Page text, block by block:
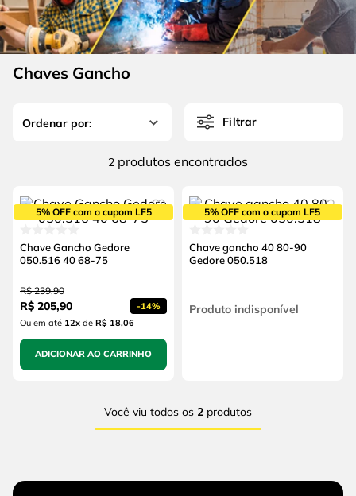
Chaves Gancho
Filtrar
2 produtos
5% OFF com o cupom LF5
Chave Gancho Gedore
050.516 40 68-75
R$ 239,90
R$ 205,90 -14%
Ou em até 12xde R$ 18,06
ADICIONAR AO CARRINHO
5% OFF com o cupom LF5
Chave gancho 40 80-90
Gedore 050.518
Produto indisponível
Você viu todos os 2 produtos
6º fio
7º chave impacto
8º disco corte
serra copo
4 º escada
5º serra circular
º
disco corte